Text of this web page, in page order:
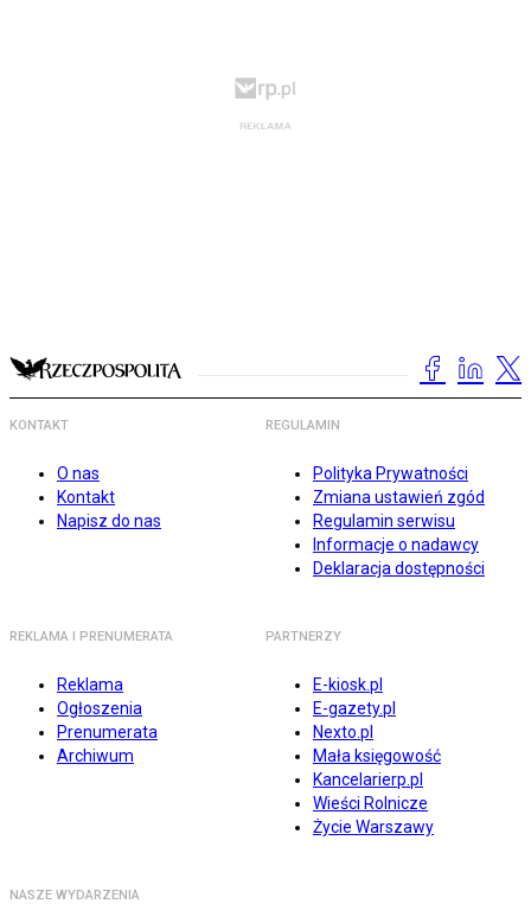
KONTAKT
O nas
Kontakt
Napisz do nas
REGULAMIN
Polityka Prywatności
Zmiana ustawień zgód
Regulamin serwisu
Informacje o nadawcy
Deklaracja dostępności
REKLAMA I PRENUMERATA
Reklama
Ogłoszenia
Prenumerata
Archiwum
PARTNERZY
E-kiosk.pl
E-gazety.pl
Nexto.pl
Mała księgowość
Kancelarierp.pl
Wieści Rolnicze
Życie Warszawy
NASZE WYDARZENIA